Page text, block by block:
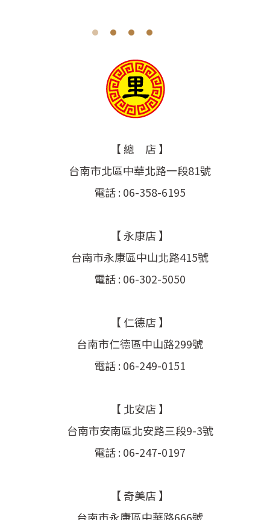
【 總 店 】
台南市北區中華北路一段81號
電話 : 06-358-6195
【 永康店 】
台南市永康區中山北路415號
電話 : 06-302-5050
【 仁德店 】
台南市仁德區中山路299號
電話 : 06-249-0151
【 北安店 】
台南市安南區北安路三段9-3號
電話 : 06-247-0197
【 奇美店 】